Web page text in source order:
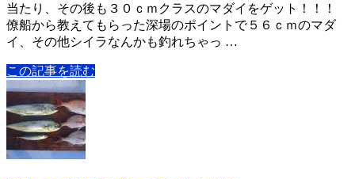
当たり、その後も３０ｃｍクラスのマダイをゲット！！！
僚船から教えてもらった深場のポイントで５６ｃｍのマダ
イ、その他シイラなんかも釣れちゃっ …
この記事を読む